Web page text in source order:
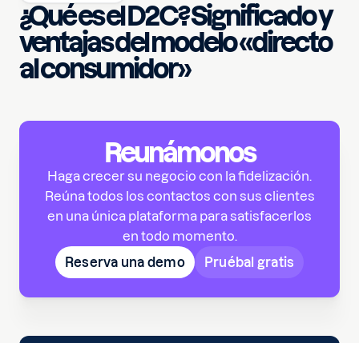
¿Qué es el D2C? Significado y
ventajas del modelo «directo
al consumidor»
Reunámonos
Haga crecer su negocio con la fidelización.
Reúna todos los contactos con sus clientes
en una única plataforma para satisfacerlos
en todo momento.
Reserva una demo
Pruébal gratis